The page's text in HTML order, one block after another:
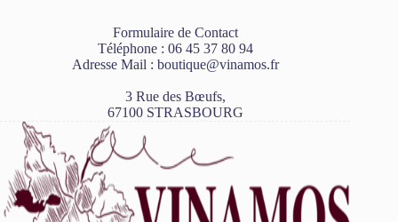
Formulaire de Contact
Téléphone : 06 45 37 80 94
Adresse Mail : boutique@vinamos.fr
3 Rue des Bœufs,
67100 STRASBOURG